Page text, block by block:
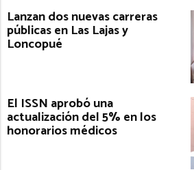
Lanzan dos nuevas carreras
públicas en Las Lajas y
Loncopué
El ISSN aprobó una
actualización del 5% en los
honorarios médicos